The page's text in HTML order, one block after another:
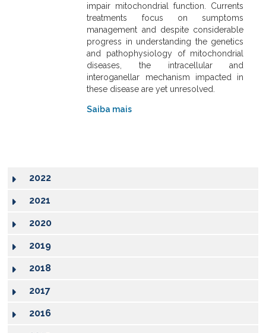
impair mitochondrial function. Currents
treatments focus on sumptoms
management and despite considerable
progress in understanding the genetics
and pathophysiology of mitochondrial
diseases, the intracellular and
interoganellar mechanism impacted in
these disease are yet unresolved.
Saiba mais
2022
2021
2020
2019
2018
2017
2016